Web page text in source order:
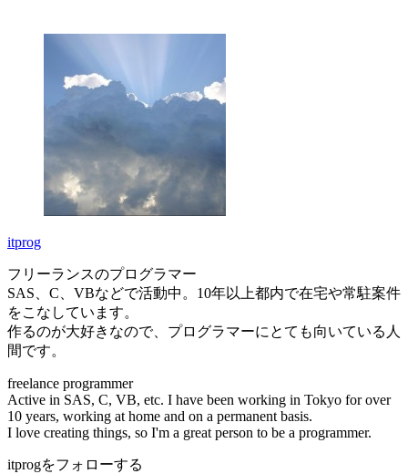
itprog
フリーランスのプログラマー
SAS、C、VBなどで活動中。10年以上都内で在宅や常駐案件
をこなしています。
作るのが大好きなので、プログラマーにとても向いている人
間です。
freelance programmer
Active in SAS, C, VB, etc. I have been working in Tokyo for over
10 years, working at home and on a permanent basis.
I love creating things, so I'm a great person to be a programmer.
itprogをフォローする